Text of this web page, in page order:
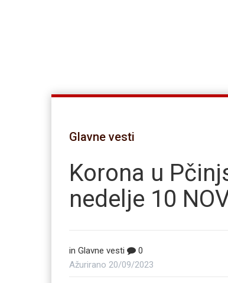
Glavne vesti
Korona u
nedelje 10
in Glavne vesti
0
Ažurirano 20/09/2023